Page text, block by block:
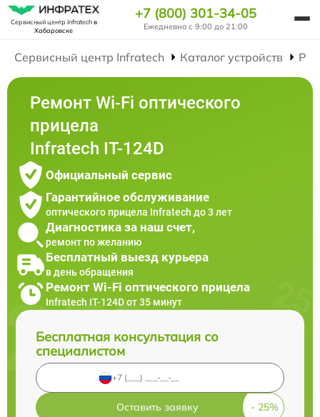
Сервисный центр Infratechв
Хабаровске
+7 (800) 301-34-05
Ежедневно с 9:00 до 21:00
Сервисный центр Infratech Каталог устройств
Ремонт Wi-Fi оптического
прицела
Infratech IT-124D
Официальный сервис
Гарантийное обслуживание
оптического прицела Infratech до 3 лет
Диагностика за наш счет,
ремонт по желанию
Бесплатный выезд курьера
в день обращения
Ремонт Wi-Fi оптического прицела
Infratech IT-124D от 35 минут
Бесплатная консультация со
специалистом
Оставить заявку